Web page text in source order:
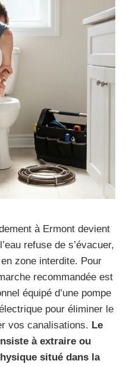
à Ermont devient
refuse de s’évacuer,
zone interdite. Pour
recommandée est
équipé d’une pompe
pour éliminer le
vos canalisations. Le
à extraire ou
situé dans la